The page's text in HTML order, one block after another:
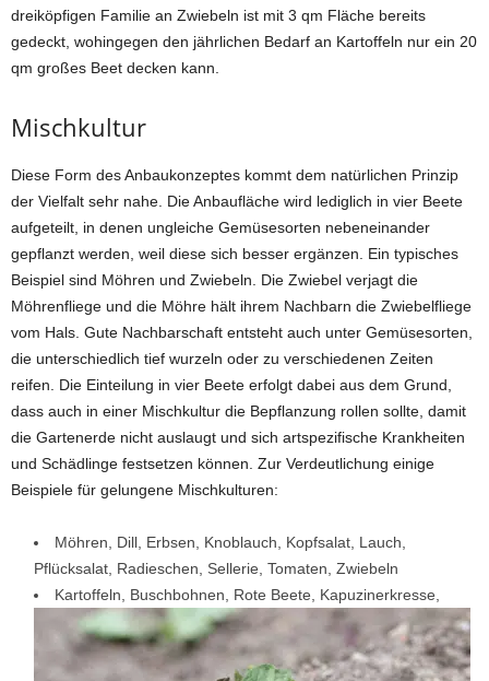
dreiköpfigen Familie an Zwiebeln ist mit 3 qm Fläche bereits
gedeckt, wohingegen den jährlichen Bedarf an Kartoffeln nur ein 20
qm großes Beet decken kann.
Mischkultur
Diese Form des Anbaukonzeptes kommt dem natürlichen Prinzip
der Vielfalt sehr nahe. Die Anbaufläche wird lediglich in vier Beete
aufgeteilt, in denen ungleiche Gemüsesorten nebeneinander
gepflanzt werden, weil diese sich besser ergänzen. Ein typisches
Beispiel sind Möhren und Zwiebeln. Die Zwiebel verjagt die
Möhrenfliege und die Möhre hält ihrem Nachbarn die Zwiebelfliege
vom Hals. Gute Nachbarschaft entsteht auch unter Gemüsesorten,
die unterschiedlich tief wurzeln oder zu verschiedenen Zeiten
reifen. Die Einteilung in vier Beete erfolgt dabei aus dem Grund,
dass auch in einer Mischkultur die Bepflanzung rollen sollte, damit
die Gartenerde nicht auslaugt und sich artspezifische Krankheiten
und Schädlinge festsetzen können. Zur Verdeutlichung einige
Beispiele für gelungene Mischkulturen:
Möhren, Dill, Erbsen, Knoblauch, Kopfsalat, Lauch,
Pflücksalat, Radieschen, Sellerie, Tomaten, Zwiebeln
Kartoffeln, Buschbohnen, Rote Beete, Kapuzinerkresse,